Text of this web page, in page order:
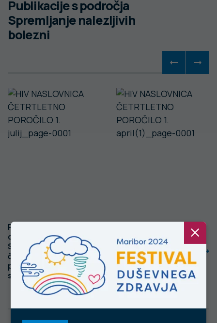
Publikacije s področja
Spremljanje nalezljivih
bolezni
Prijavljeni primeri
okužbe s HIV v
Sloveniji,
četrtletno
poročilo, 1. julij–30.
september 2023
okužbe s HIV v
Sloveniji,
četrtletno
poročilo, 1. april–
30. junij 2023